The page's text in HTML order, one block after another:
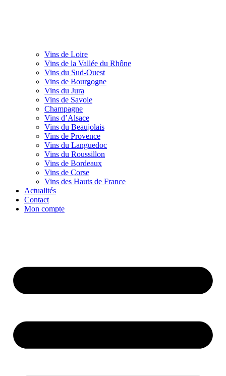
Vins de Loire
Vins de la Vallée du Rhône
Vins du Sud-Ouest
Vins de Bourgogne
Vins du Jura
Vins de Savoie
Champagne
Vins d’Alsace
Vins du Beaujolais
Vins de Provence
Vins du Languedoc
Vins du Roussillon
Vins de Bordeaux
Vins de Corse
Vins des Hauts de France
Actualités
Contact
Mon compte